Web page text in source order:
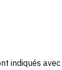
indiqués avec